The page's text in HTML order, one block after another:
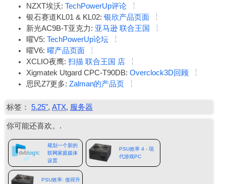
NZXT埃沃:TechPowerUp评论
银石赛道KL01 & KL02:银欣产品页面
新光AC9B-T亚克力: 亚马逊联合王国
曜V5:TechPowerUp论坛
曜V6:曜产品页面
XCLIO夜鹰:扫描联合王国 店
Xigmatek Utgard CPC-T90DB:Overclock3D回顾
思民Z7更多:Zalman的产品页
标签： 5.25",ATX, 服务器
你可能还喜欢。.
规划一个新的
联网家庭媒体
设置
PSU效率 4 - 现
代游戏PC
PSU效率: 值得升